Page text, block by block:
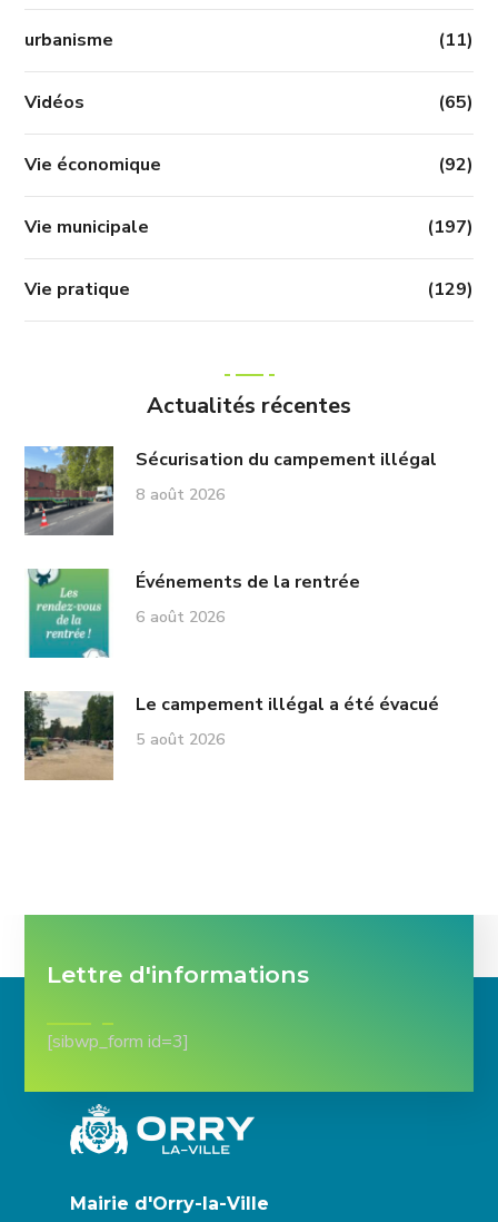
urbanisme (11)
Vidéos (65)
Vie économique (92)
Vie municipale (197)
Vie pratique (129)
Actualités récentes
Sécurisation du campement illégal
8 août 2026
Événements de la rentrée
6 août 2026
Le campement illégal a été évacué
5 août 2026
Lettre d'informations
[sibwp_form id=3]
Mairie d'Orry-la-Ville